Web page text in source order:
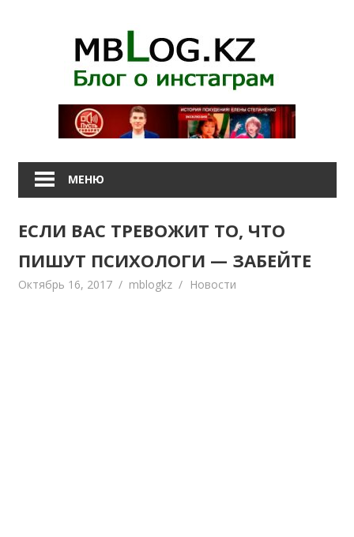
МЕНЮ
ЕСЛИ ВАС ТРЕВОЖИТ ТО, ЧТО
ПИШУТ ПСИХОЛОГИ — ЗАБЕЙТЕ
Октябрь 16, 2017 mblogkz Новости